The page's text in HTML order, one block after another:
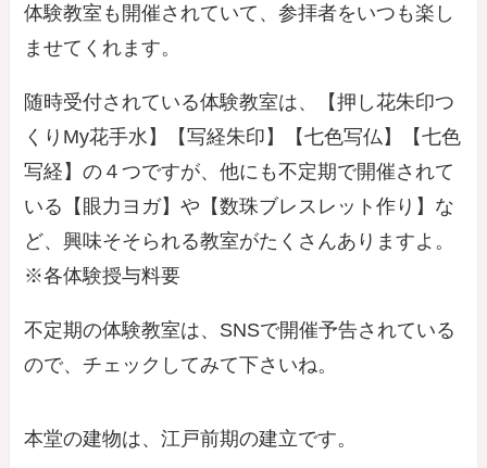
体験教室も開催されていて、参拝者をいつも楽し
ませてくれます。
随時受付されている体験教室は、【押し花朱印つ
くりMy花手水】【写経朱印】【七色写仏】【七色
写経】の４つですが、他にも不定期で開催されて
いる【眼力ヨガ】や【数珠ブレスレット作り】な
ど、興味そそられる教室がたくさんありますよ。
※各体験授与料要
不定期の体験教室は、SNSで開催予告されている
ので、チェックしてみて下さいね。
本堂の建物は、江戸前期の建立です。